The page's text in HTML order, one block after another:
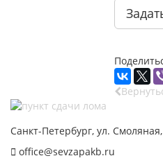
Санкт-Петербург, ул.
office@sevzapakb.ru